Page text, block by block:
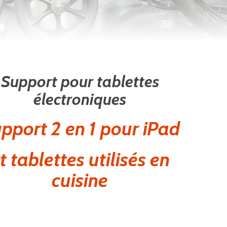
Support pour tablettes
électroniques
2 en 1 pour iPad
tablettes utilisés en
cuisine